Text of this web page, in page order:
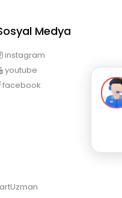
Medya
instagram
youtube
facebook